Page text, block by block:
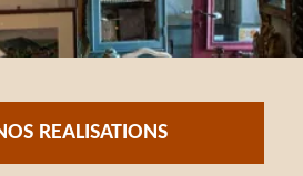
REALISATIONS